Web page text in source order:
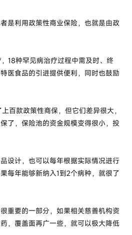
是利用政策性商业保险，也就是由政
18种罕见病治疗过程中需及时、终
医食品的引进提供便利，同时也鼓励
款政策性商保，但它们差异很大，
了，保险池的资金规模变得很小，投
设计，也可以每年根据实际情况进行
每年能够新纳入1到2个病种，就很了
重要的一部分，如果相关慈善机构资
，覆盖面再广一些，就可以极大降低